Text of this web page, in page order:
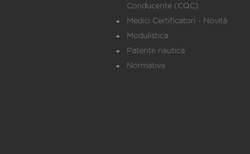
Conducente (CQC)
Medici Certificatori - Novità
Modulistica
Patente nautica
Normativa